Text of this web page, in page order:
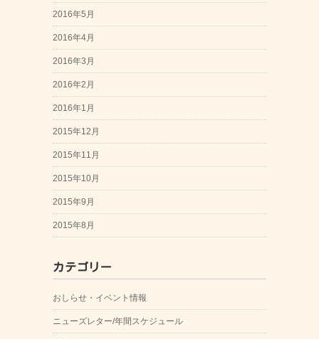
2016年5月
2016年4月
2016年3月
2016年2月
2016年1月
2015年12月
2015年11月
2015年10月
2015年9月
2015年8月
カテゴリー
おしらせ・イベント情報
ニューズレター/年間スケジュール